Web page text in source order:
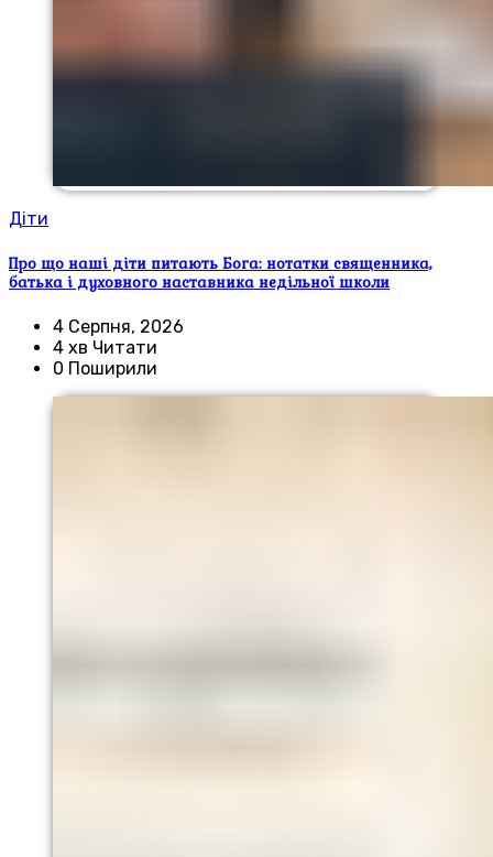
Діти
Про що наші діти питають Бога: нотатки священника,
батька і духовного наставника недільної школи
4 Серпня, 2026
4 хв Читати
0 Поширили